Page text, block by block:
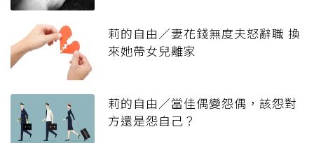
莉的自由／妻花錢無度夫怒辭職 換
來她帶女兒離家
莉的自由／當佳偶變怨偶，該怨對
方還是怨自己？